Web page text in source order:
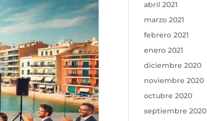
abril 2021
marzo 2021
febrero 2021
enero 2021
diciembre 2020
noviembre 2020
octubre 2020
septiembre 2020